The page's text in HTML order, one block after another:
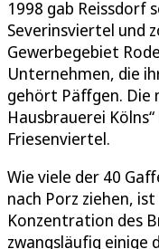
1998 gab Reissdorf
Severinsviertel und
Gewerbegebiet
Unternehmen, die
gehört Päffgen. Die
Hausbrauerei
Friesenviertel.
Wie viele der 40
nach Porz ziehen,
Konzentration des
zwangsläufig einige